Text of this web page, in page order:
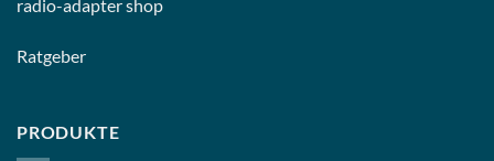
radio-adapter shop
Ratgeber
PRODUKTE